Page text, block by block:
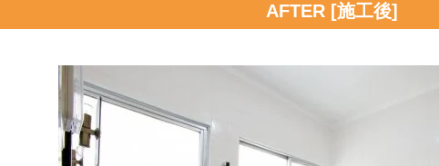
AFTER [施工後]